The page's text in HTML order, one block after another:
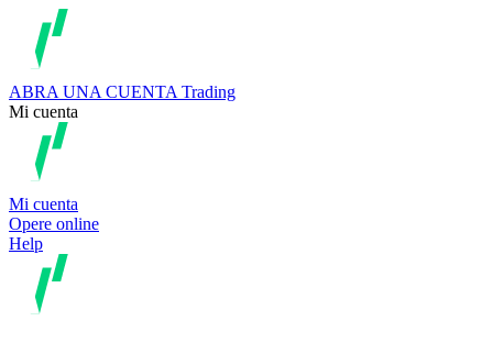
ABRA UNA CUENTA Trading
Mi cuenta
Mi cuenta
Opere online
Help